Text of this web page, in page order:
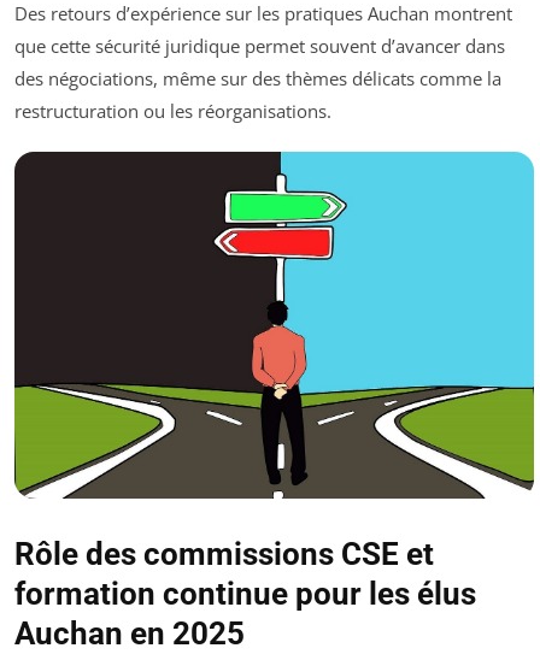
Des retours d’expérience sur les pratiques Auchan montrent
que cette sécurité juridique permet souvent d’avancer dans
des négociations, même sur des thèmes délicats comme la
restructuration ou les réorganisations.
Rôle des commissions CSE et
formation continue pour les élus
Auchan en 2025